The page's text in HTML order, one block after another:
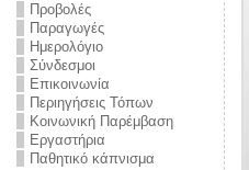
Προβολές
Παραγωγές
Ημερολόγιο
Σύνδεσμοι
Επικοινωνία
Περιηγήσεις Τόπων
Κοινωνική Παρέμβαση
Εργαστήρια
Παθητικό κάπνισμα
από την
την ημέρα
και
στο